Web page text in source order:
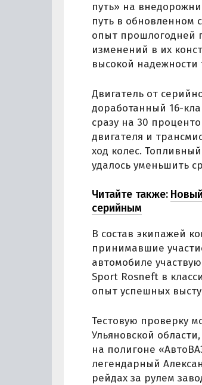
путь» на
путь в обновленном
опыт прошлогодней
изменений в их
высокой надежности
Двигатель от
доработанный 16-
сразу на 30
двигателя и
ход колес.
удалось уменьшить
Читайте также:
серийным
В состав экипажей
принимавшие
автомобиле
Sport Rosneft в
опыт успешных
Тестовую проверку
Ульяновской
на полигоне
легендарный
рейдах за рулем